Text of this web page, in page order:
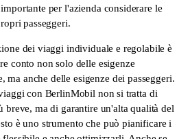
per l'azienda considerare le
passeggeri.
dei viaggi individuale e regolabile è
conto non solo delle esigenze
ma anche delle esigenze dei passeggeri.
con BerlinMobil non si tratta di
breve, ma di garantire un'alta qualità del
è uno strumento che può pianificare i